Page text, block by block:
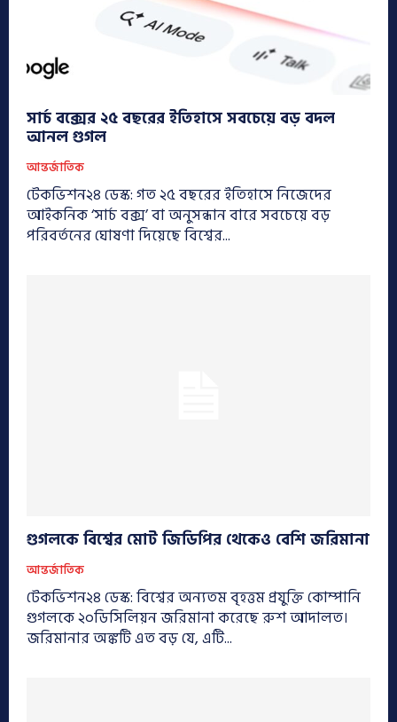
সার্চ বক্সের ২৫ বছরের ইতিহাসে সবচেয়ে বড় বদল
আনল গুগল
আন্তর্জাতিক
টেকভিশন২৪ ডেস্ক: গত ২৫ বছরের ইতিহাসে নিজেদের
আইকনিক ‘সার্চ বক্স’ বা অনুসন্ধান বারে সবচেয়ে বড়
পরিবর্তনের ঘোষণা দিয়েছে বিশ্বের...
গুগলকে বিশ্বের মোট জিডিপির থেকেও বেশি জরিমানা
আন্তর্জাতিক
টেকভিশন২৪ ডেস্ক: বিশ্বের অন্যতম বৃহত্তম প্রযুক্তি কোম্পানি
গুগলকে ২০ডিসিলিয়ন জরিমানা করেছে রুশ আদালত।
জরিমানার অঙ্কটি এত বড় যে, এটি...